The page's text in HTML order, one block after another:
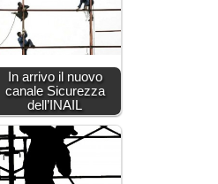
In arrivo il nuovo
canale Sicurezza
dell’INAIL